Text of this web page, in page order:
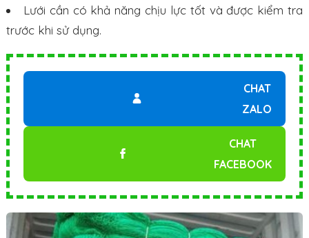
Lưới cần có khả năng chịu lực tốt và được kiểm tra
trước khi sử dụng.
CHAT
ZALO
CHAT
FACEBOOK